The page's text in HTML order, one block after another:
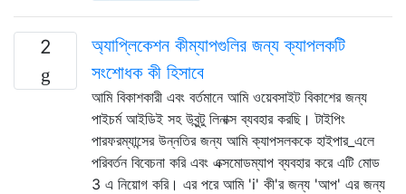
2
অ্যাপ্লিকেশন কীম্যাপগুলির জন্য ক্যাপলকটি
সংশোধক কী হিসাবে
আমি বিকাশকারী এবং বর্তমানে আমি ওয়েবসাইট বিকাশের জন্য
পাইচর্ম আইডিই সহ উবুন্টু লিনাক্স ব্যবহার করছি। টাইপিং
পারফরম্যান্সের উন্নতির জন্য আমি ক্যাপসলককে হাইপার_এলে
পরিবর্তন বিবেচনা করি এবং এক্সমোডম্যাপ ব্যবহার করে এটি মোড
3 এ নিয়োগ করি। এর পরে আমি 'i' কী'র জন্য 'আপ' এর জন্য